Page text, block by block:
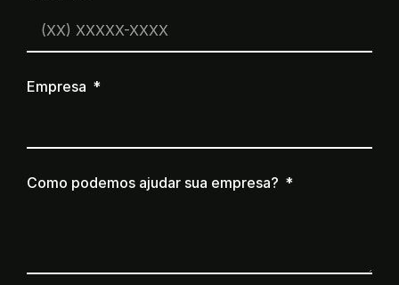
Empresa
Como podemos ajudar sua empresa?